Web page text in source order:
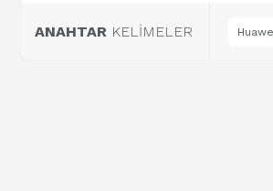
ANAHTAR KELİMELER